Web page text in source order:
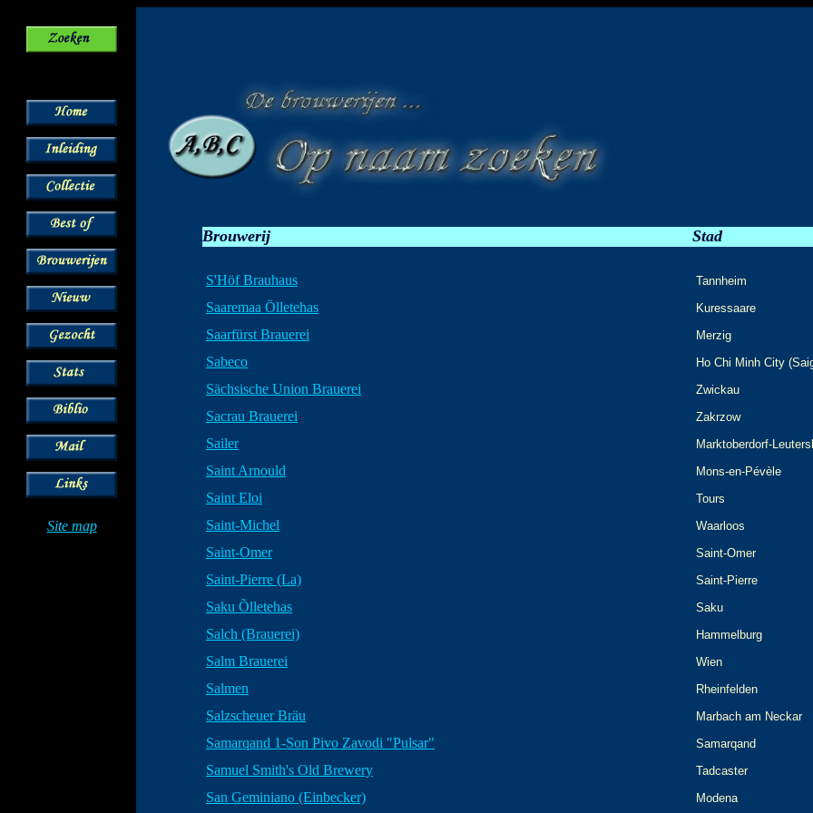
Site map
Brouwerij Stad
S'Höf Brauhaus Tannheim
Saaremaa Ölletehas Kuressaare
Saarfürst Brauerei Merzig
Sabeco Ho Chi Minh City
Sächsische Union Brauerei Zwickau
Sacrau Brauerei Zakrzow
Sailer Marktoberdorf-
Saint Arnould Mons-en-Pévèle
Saint Eloi Tours
Saint-Michel Waarloos
Saint-Omer Saint-Omer
Saint-Pierre (La) Saint-Pierre
Saku Õlletehas Saku
Salch (Brauerei) Hammelburg
Salm Brauerei Wien
Salmen Rheinfelden
Salzscheuer Bräu Marbach am Neckar
Samarqand 1-Son Pivo Zavodi "Pulsar" Samarqand
Samuel Smith's Old Brewery Tadcaster
San Geminiano (Einbecker) Modena